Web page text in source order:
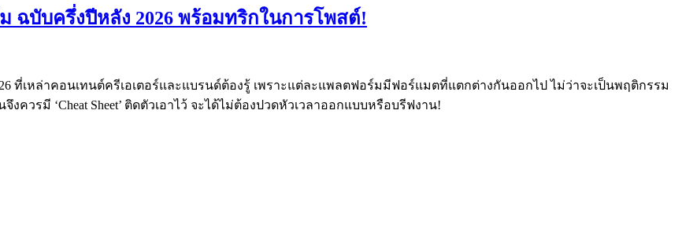
ฉบับครึ่งปีหลัง 2026 พร้อมทริกในการโพสต์!
ที่เหล่าคอนเทนต์ครีเอเตอร์และแบรนด์ต้องรู้ เพราะแต่ละแพลตฟอร์มมีฟอร์แมตที่แตกต่างกันออกไป ไม่ว่าจะเป็นพฤติกรรม
วรมี ‘Cheat Sheet’ ติดตัวเอาไว้ จะได้ไม่ต้องปวดหัวเวลาออกแบบหรือบรีฟงาน!